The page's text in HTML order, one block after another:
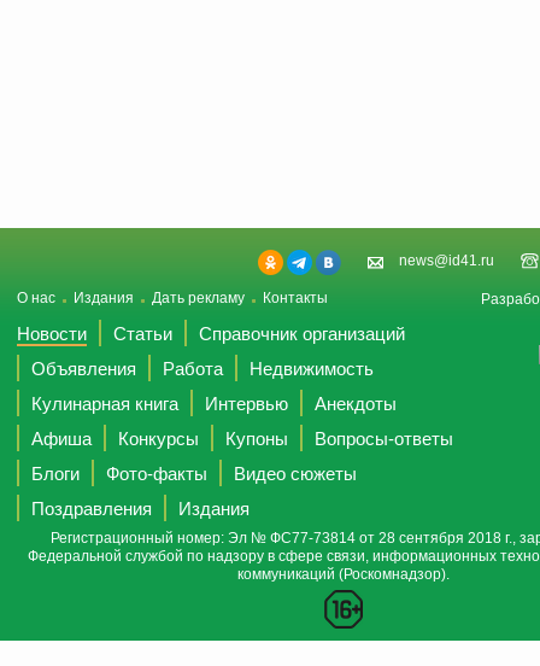
news@id41.ru
О нас Издания Дать рекламу Контакты
Новости Статьи
Справочник организаций
Объявления
Работа
Недвижимость
Кулинарная книга
Интервью
Анекдоты
Афиша
Конкурсы Купоны
Вопросы-ответы
Блоги
Фото-факты
Видео сюжеты
Поздравления
Издания
Регистрационный номер: Эл № ФС77-73814 от 28 сентября 2018 г.,
Федеральной службой по надзору в сфере связи, информационных
коммуникаций (Роскомнадзор).